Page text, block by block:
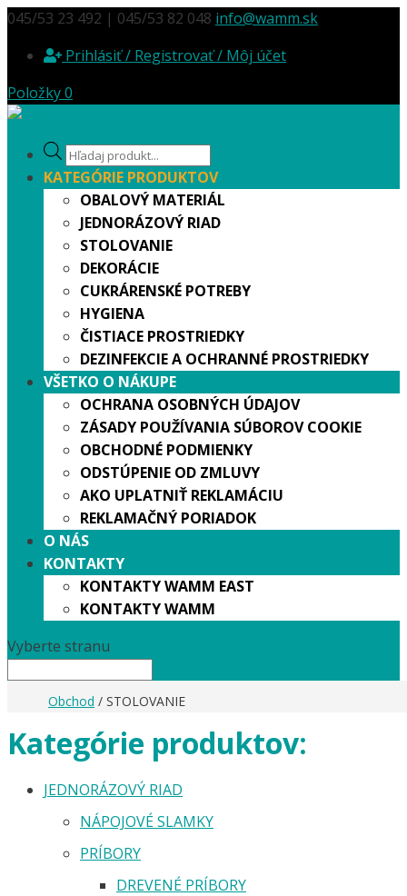
045/53 23 492 | 045/53 82 048 info@wamm.sk
Prihlásiť / Registrovať / Môj účet
Položky 0
Products
search
KATEGÓRIE PRODUKTOV
OBALOVÝ MATERIÁL
JEDNORÁZOVÝ RIAD
STOLOVANIE
DEKORÁCIE
CUKRÁRENSKÉ POTREBY
HYGIENA
ČISTIACE PROSTRIEDKY
DEZINFEKCIE A OCHRANNÉ PROSTRIEDKY
VŠETKO O NÁKUPE
OCHRANA OSOBNÝCH ÚDAJOV
ZÁSADY POUŽÍVANIA SÚBOROV COOKIE
OBCHODNÉ PODMIENKY
ODSTÚPENIE OD ZMLUVY
AKO UPLATNIŤ REKLAMÁCIU
REKLAMAČNÝ PORIADOK
O NÁS
KONTAKTY
KONTAKTY WAMM EAST
KONTAKTY WAMM
Vyberte stranu
Obchod / STOLOVANIE
Kategórie produktov:
JEDNORÁZOVÝ RIAD
NÁPOJOVÉ SLAMKY
PRÍBORY
DREVENÉ PRÍBORY